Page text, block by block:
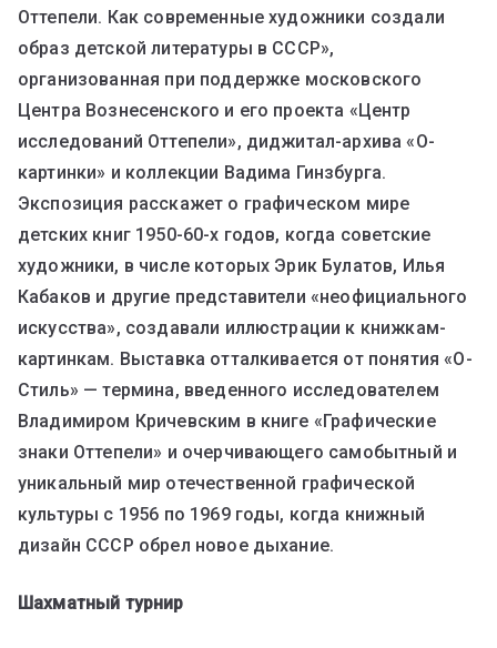
Оттепели. Как современные художники создали
образ детской литературы в СССР»,
организованная при поддержке московского
Центра Вознесенского и его проекта «Центр
исследований Оттепели», диджитал-архива «О-
картинки» и коллекции Вадима Гинзбурга.
Экспозиция расскажет о графическом мире
детских книг 1950-60-х годов, когда советские
художники, в числе которых Эрик Булатов, Илья
Кабаков и другие представители «неофициального
искусства», создавали иллюстрации к книжкам-
картинкам. Выставка отталкивается от понятия «О-
Стиль» — термина, введенного исследователем
Владимиром Кричевским в книге «Графические
знаки Оттепели» и очерчивающего самобытный и
уникальный мир отечественной графической
культуры с 1956 по 1969 годы, когда книжный
дизайн СССР обрел новое дыхание.
Шахматный турнир